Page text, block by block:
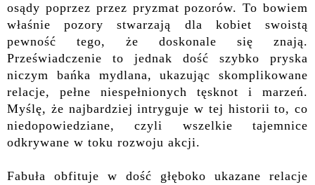
osądy poprzez przez pryzmat pozorów. To bowiem
właśnie pozory stwarzają dla kobiet swoistą
pewność tego, że doskonale się znają.
Przeświadczenie to jednak dość szybko pryska
niczym bańka mydlana, ukazując skomplikowane
relacje, pełne niespełnionych tęsknot i marzeń.
Myślę, że najbardziej intryguje w tej historii to, co
niedopowiedziane, czyli wszelkie tajemnice
odkrywane w toku rozwoju akcji.
Fabuła obfituje w dość głęboko ukazane relacje